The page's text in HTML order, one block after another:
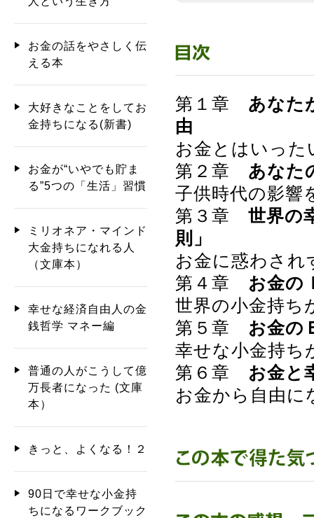
第１章 あなた
由
お金とはいった
第２章 あなた
子供時代の影響
第３章 世界の
則」
お金に惑わされ
第４章 お金の
世界の小金持ち
第５章 お金の
幸せな小金持ち
第６章 お金と
お金から自由に
お金の話をやさしく伝
える本
大好きなことをしてお
金持ちになる(新書)
お金が“いやでも貯ま
る”5つの「生活」習慣
ミリオネア・マインド
大金持ちになれる人
（文庫本）
幸せな経済自由人の金
銭哲学 マネー編
普通の人がこうして億
万長者になった (文庫
本）
きっと、よくなる！２
90日で幸せな小金持
ちになるワークブック